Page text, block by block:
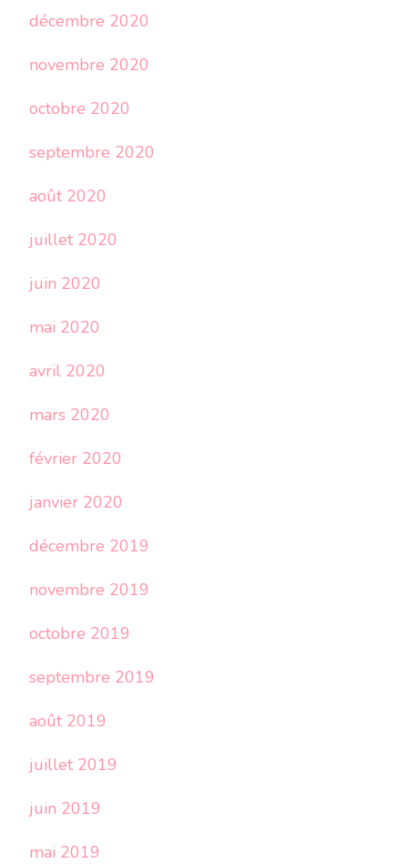
décembre 2020
novembre 2020
octobre 2020
septembre 2020
août 2020
juillet 2020
juin 2020
mai 2020
avril 2020
mars 2020
février 2020
janvier 2020
décembre 2019
novembre 2019
octobre 2019
septembre 2019
août 2019
juillet 2019
juin 2019
mai 2019